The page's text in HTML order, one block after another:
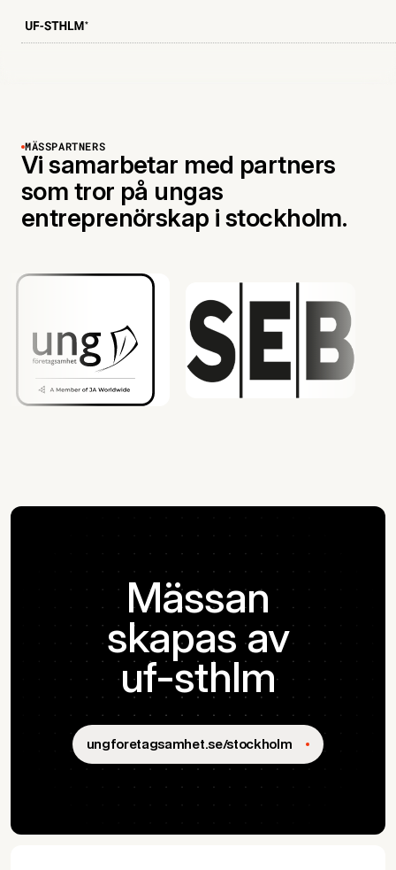
MÄSSPARTNERS
Vi samarbetar med partners
som tror på ungas
entreprenörskap i stockholm.
Mässan
skapas av
uf-sthlm
ungforetagsamhet.se/stockholm